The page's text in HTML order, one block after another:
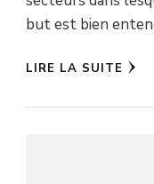
but est bien
LIRE LA SUITE